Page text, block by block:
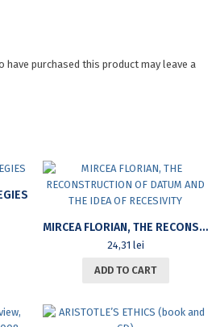
purchased this product may leave a
MIRCEA FLORIAN, THE RECONSTRUCTION OF DATUM AND THE IDEA OF RECESIVITY
24,31 lei
ADD TO CART